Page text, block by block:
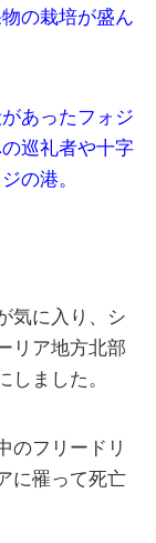
の栽培が盛ん
あったフォジ
巡礼者や十字
の港。
気に入り、シ
リア地方北部
しました。
のフリードリ
に罹って死亡